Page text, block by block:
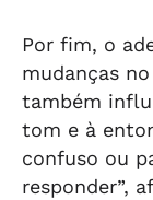
Por fim, o
mudanças
também
tom e à
confuso ou
responder”,